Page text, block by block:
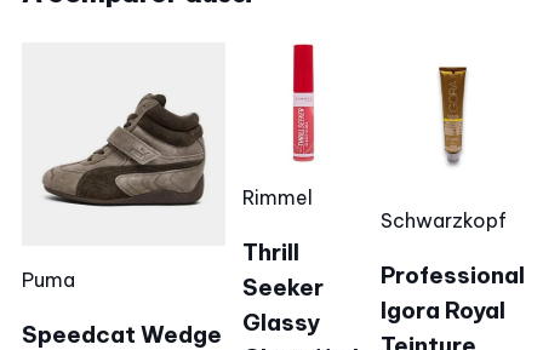
Puma
Speedcat Wedge
Rimmel
Thrill
Seeker
Glassy
Schwarzkopf
Professional
Igora Royal